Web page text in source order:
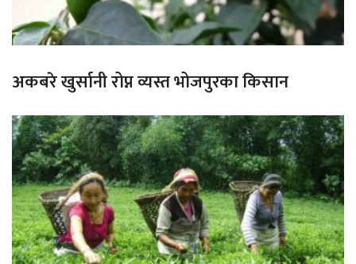
अकबरे खुर्सानी रोप्न व्यस्त भोजपुरका किसान